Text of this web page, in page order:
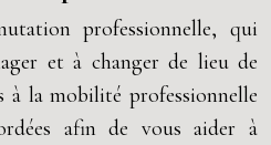
professionnelle, qui
et à changer de lieu de
à la mobilité professionnelle
afin de vous aider à